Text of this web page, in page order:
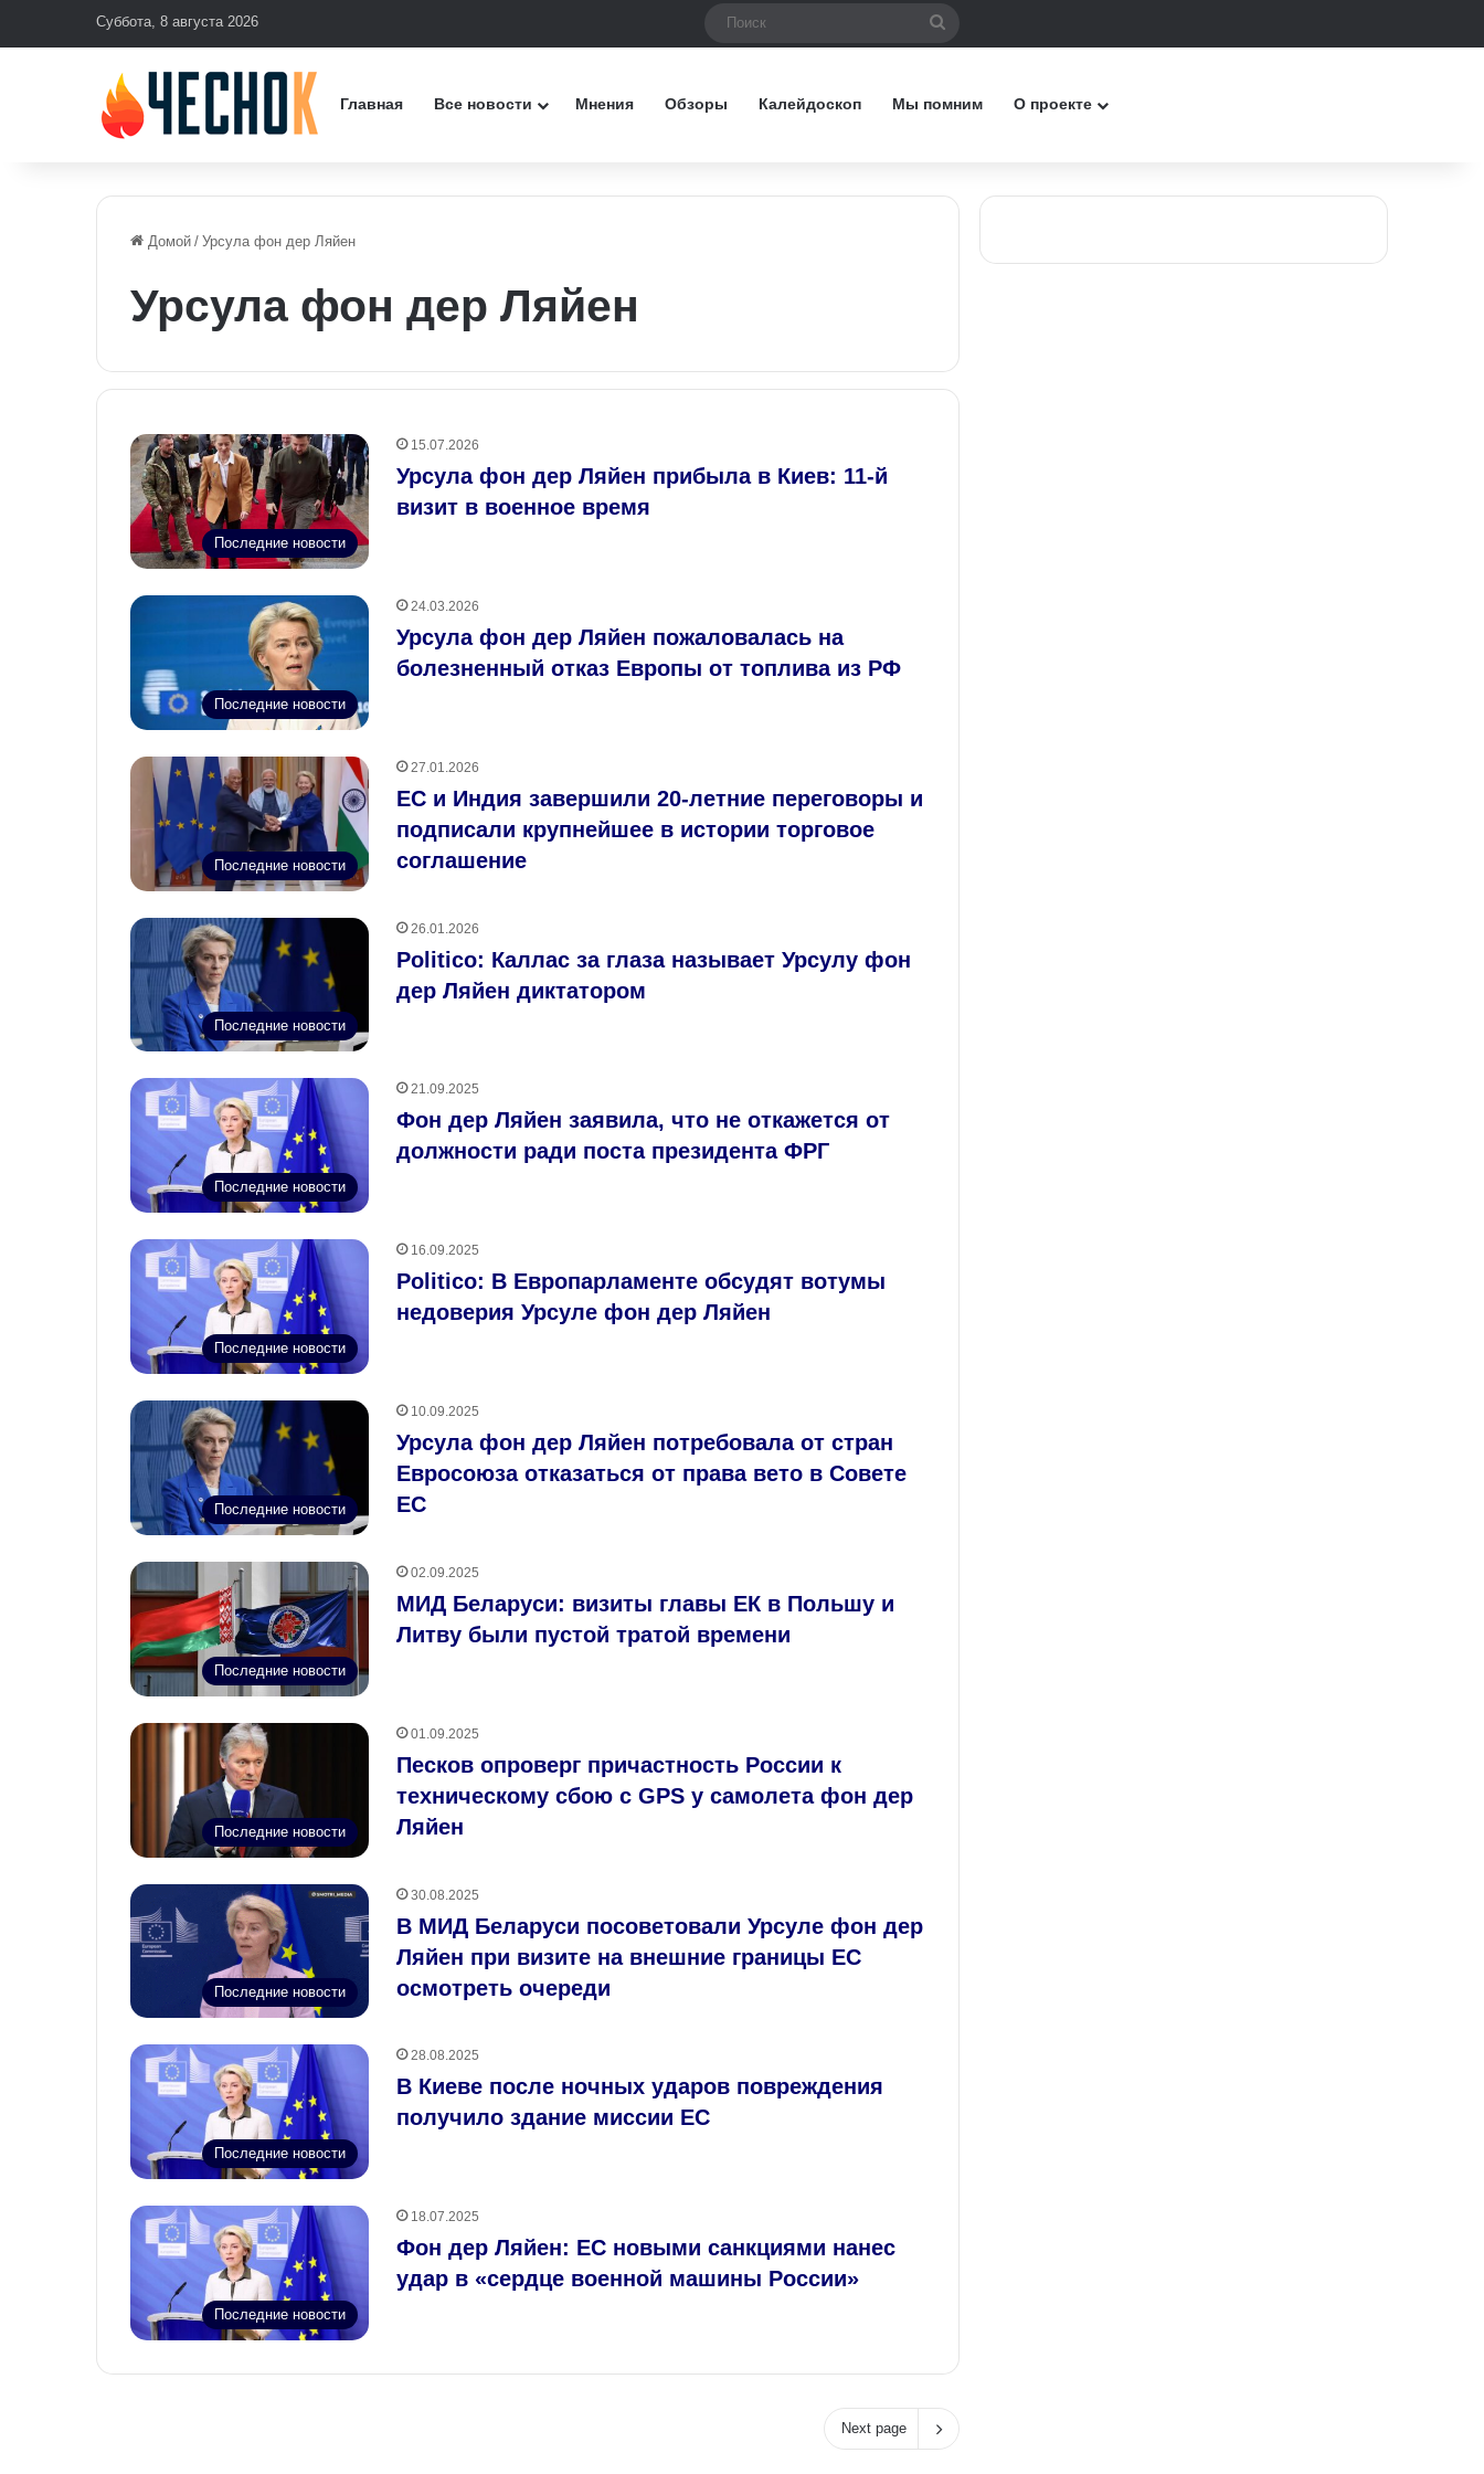
Суббота, 8 августа 2026
Главная Все новости Мнения Обзоры Калейдоскоп Мы помним О проекте
Домой / Урсула фон дер Ляйен
Урсула фон дер Ляйен
Последние новости
15.07.2026
Урсула фон дер Ляйен прибыла в Киев: 11‑й
визит в военное время
Последние новости
24.03.2026
Урсула фон дер Ляйен пожаловалась на
болезненный отказ Европы от топлива из РФ
Последние новости
27.01.2026
ЕС и Индия завершили 20-летние переговоры и
подписали крупнейшее в истории торговое
соглашение
Последние новости
26.01.2026
Politico: Каллас за глаза называет Урсулу фон
дер Ляйен диктатором
Последние новости
21.09.2025
Фон дер Ляйен заявила, что не откажется от
должности ради поста президента ФРГ
Последние новости
16.09.2025
Politico: В Европарламенте обсудят вотумы
недоверия Урсуле фон дер Ляйен
Последние новости
10.09.2025
Урсула фон дер Ляйен потребовала от стран
Евросоюза отказаться от права вето в Совете
ЕС
Последние новости
02.09.2025
МИД Беларуси: визиты главы ЕК в Польшу и
Литву были пустой тратой времени
Последние новости
01.09.2025
Песков опроверг причастность России к
техническому сбою с GPS у самолета фон дер
Ляйен
Последние новости
30.08.2025
В МИД Беларуси посоветовали Урсуле фон дер
Ляйен при визите на внешние границы ЕС
осмотреть очереди
Последние новости
28.08.2025
В Киеве после ночных ударов повреждения
получило здание миссии ЕС
Последние новости
18.07.2025
Фон дер Ляйен: ЕС новыми санкциями нанес
удар в «сердце военной машины России»
Next page